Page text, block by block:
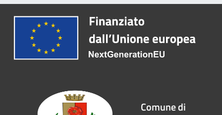
Comune di